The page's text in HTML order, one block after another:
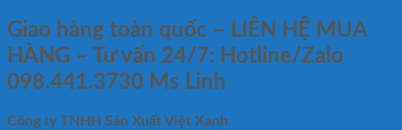
Giao hàng toàn quốc – LIÊN HỆ MUA
HÀNG – Tư vấn 24/7: Hotline/Zalo
098.441.3730 Ms Linh
Công ty TNHH Sản Xuất Việt Xanh